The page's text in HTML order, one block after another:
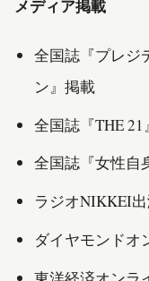
メディア掲載
全国誌『プレジ
ン』掲載
全国誌『THE
全国誌『女性自
ラジオNIKKEI
ダイヤモンドオ